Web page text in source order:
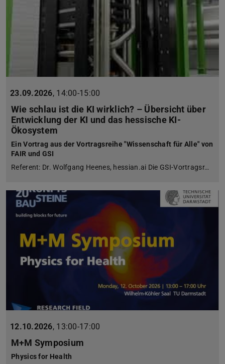
23.09.2026, 14:00-15:00
Wie schlau ist die KI wirklich? – Übersicht über
Entwicklung der KI und das hessische KI-
Ökosystem
Ein Vortrag aus der Vortragsreihe "Wissenschaft für Alle" von
FAIR und GSI
Referent: Dr. Wolfgang Heenes, hessian.ai Die GSI-Vortragsr…
12.10.2026, 13:00-17:00
M+M Symposium
Physics for Health